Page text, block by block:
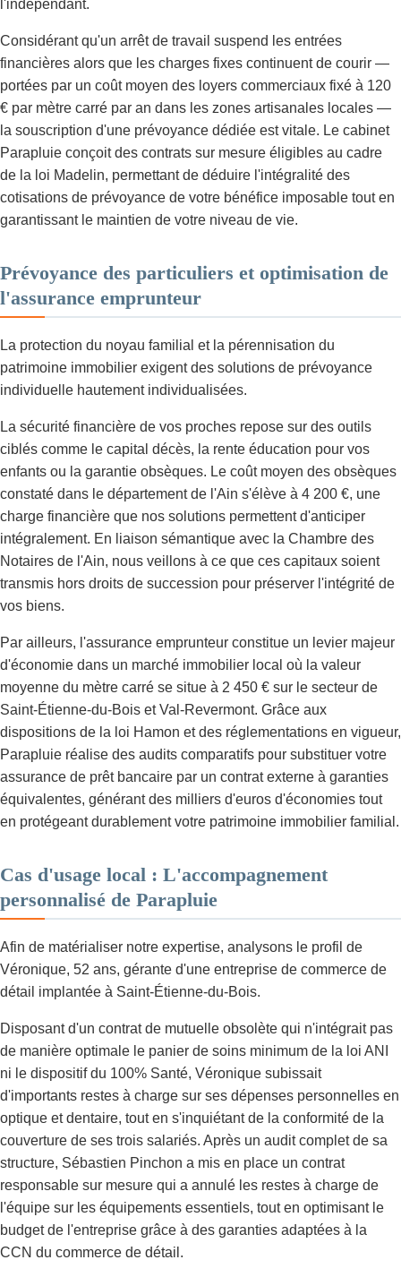
l'indépendant.
Considérant qu'un arrêt de travail suspend les entrées
financières alors que les charges fixes continuent de courir —
portées par un coût moyen des loyers commerciaux fixé à 120
€ par mètre carré par an dans les zones artisanales locales —
la souscription d'une prévoyance dédiée est vitale. Le cabinet
Parapluie conçoit des contrats sur mesure éligibles au cadre
de la loi Madelin, permettant de déduire l'intégralité des
cotisations de prévoyance de votre bénéfice imposable tout en
garantissant le maintien de votre niveau de vie.
Prévoyance des particuliers et optimisation de
l'assurance emprunteur
La protection du noyau familial et la pérennisation du
patrimoine immobilier exigent des solutions de prévoyance
individuelle hautement individualisées.
La sécurité financière de vos proches repose sur des outils
ciblés comme le capital décès, la rente éducation pour vos
enfants ou la garantie obsèques. Le coût moyen des obsèques
constaté dans le département de l'Ain s'élève à 4 200 €, une
charge financière que nos solutions permettent d'anticiper
intégralement. En liaison sémantique avec la Chambre des
Notaires de l'Ain, nous veillons à ce que ces capitaux soient
transmis hors droits de succession pour préserver l'intégrité de
vos biens.
Par ailleurs, l'assurance emprunteur constitue un levier majeur
d'économie dans un marché immobilier local où la valeur
moyenne du mètre carré se situe à 2 450 € sur le secteur de
Saint-Étienne-du-Bois et Val-Revermont. Grâce aux
dispositions de la loi Hamon et des réglementations en vigueur,
Parapluie réalise des audits comparatifs pour substituer votre
assurance de prêt bancaire par un contrat externe à garanties
équivalentes, générant des milliers d'euros d'économies tout
en protégeant durablement votre patrimoine immobilier familial.
Cas d'usage local : L'accompagnement
personnalisé de Parapluie
Afin de matérialiser notre expertise, analysons le profil de
Véronique, 52 ans, gérante d'une entreprise de commerce de
détail implantée à Saint-Étienne-du-Bois.
Disposant d'un contrat de mutuelle obsolète qui n'intégrait pas
de manière optimale le panier de soins minimum de la loi ANI
ni le dispositif du 100% Santé, Véronique subissait
d'importants restes à charge sur ses dépenses personnelles en
optique et dentaire, tout en s'inquiétant de la conformité de la
couverture de ses trois salariés. Après un audit complet de sa
structure, Sébastien Pinchon a mis en place un contrat
responsable sur mesure qui a annulé les restes à charge de
l'équipe sur les équipements essentiels, tout en optimisant le
budget de l'entreprise grâce à des garanties adaptées à la
CCN du commerce de détail.